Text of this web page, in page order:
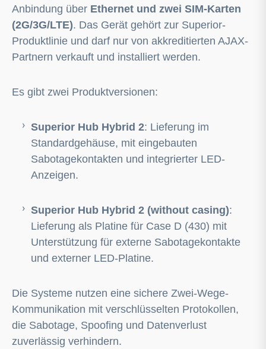
Anbindung über Ethernet und zwei SIM-Karten
(2G/3G/LTE). Das Gerät gehört zur Superior-
Produktlinie und darf nur von akkreditierten AJAX-
Partnern verkauft und installiert werden.
Es gibt zwei Produktversionen:
Superior Hub Hybrid 2: Lieferung im
Standardgehäuse, mit eingebauten
Sabotagekontakten und integrierter LED-
Anzeigen.
Superior Hub Hybrid 2 (without casing):
Lieferung als Platine für Case D (430) mit
Unterstützung für externe Sabotagekontakte
und externer LED-Platine.
Die Systeme nutzen eine sichere Zwei-Wege-
Kommunikation mit verschlüsselten Protokollen,
die Sabotage, Spoofing und Datenverlust
zuverlässig verhindern.